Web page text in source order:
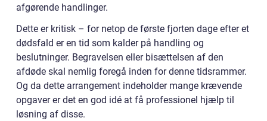
afgørende handlinger.
Dette er kritisk – for netop de første fjorten dage efter et
dødsfald er en tid som kalder på handling og
beslutninger. Begravelsen eller bisættelsen af den
afdøde skal nemlig foregå inden for denne tidsrammer.
Og da dette arrangement indeholder mange krævende
opgaver er det en god idé at få professionel hjælp til
løsning af disse.